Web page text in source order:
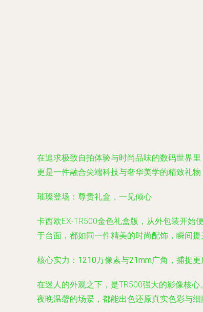
在追求极致自拍体验与时尚品味的数码世界
更是一件融合尖端科技与奢华美学的精致礼
璀璨登场：尊贵礼盒，一见倾心
卡西欧EX-TR500金色礼盒版，从外包装开始
于台面，都如同一件精美的时尚配饰，瞬间
核心实力：1210万像素与21mm广角，捕捉
在迷人的外观之下，是TR500强大的影像核
夜晚温馨的场景，都能出色还原真实色彩与细